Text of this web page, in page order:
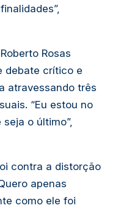
Rosas
debate crítico e
atravessando três
“Eu estou no
o último”,
contra a distorção
apenas
como ele foi